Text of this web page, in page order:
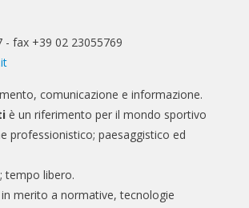
- fax +39 02 23055769
comunicazione e informazione.
è un riferimento per il mondo sportivo
professionistico; paesaggistico ed
tempo libero.
merito a normative, tecnologie